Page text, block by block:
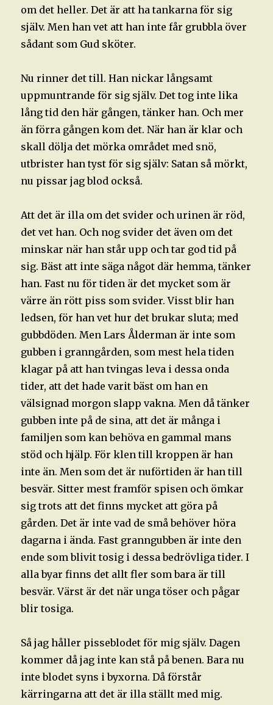
om det heller. Det är att ha tankarna för sig
själv. Men han vet att han inte får grubbla över
sådant som Gud sköter.
Nu rinner det till. Han nickar långsamt
uppmuntrande för sig själv. Det tog inte lika
lång tid den här gången, tänker han. Och mer
än förra gången kom det. När han är klar och
skall dölja det mörka området med snö,
utbrister han tyst för sig själv: Satan så mörkt,
nu pissar jag blod också.
Att det är illa om det svider och urinen är röd,
det vet han. Och nog svider det även om det
minskar när han står upp och tar god tid på
sig. Bäst att inte säga något där hemma, tänker
han. Fast nu för tiden är det mycket som är
värre än rött piss som svider. Visst blir han
ledsen, för han vet hur det brukar sluta; med
gubbdöden. Men Lars Ålderman är inte som
gubben i granngården, som mest hela tiden
klagar på att han tvingas leva i dessa onda
tider, att det hade varit bäst om han en
välsignad morgon slapp vakna. Men då tänker
gubben inte på de sina, att det är många i
familjen som kan behöva en gammal mans
stöd och hjälp. För klen till kroppen är han
inte än. Men som det är nuförtiden är han till
besvär. Sitter mest framför spisen och ömkar
sig trots att det finns mycket att göra på
gården. Det är inte vad de små behöver höra
dagarna i ända. Fast granngubben är inte den
ende som blivit tosig i dessa bedrövliga tider. I
alla byar finns det allt fler som bara är till
besvär. Värst är det när unga töser och pågar
blir tosiga.
Så jag håller pisseblodet för mig själv. Dagen
kommer då jag inte kan stå på benen. Bara nu
inte blodet syns i byxorna. Då förstår
kärringarna att det är illa ställt med mig.